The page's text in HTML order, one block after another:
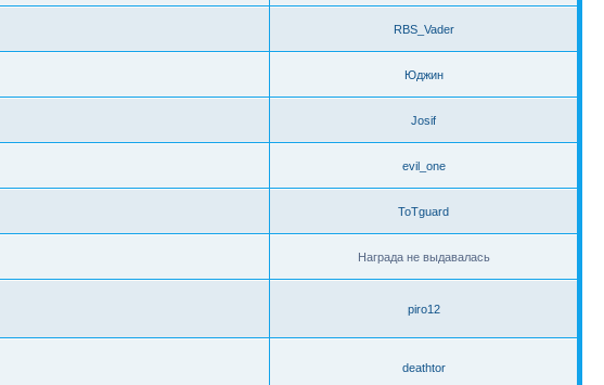
RBS_Vader
Юджин
Josif
evil_one
ToTguard
Награда не выдавалась
piro12
deathtor